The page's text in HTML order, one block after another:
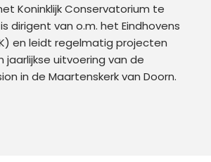
Koninklijk Conservatorium te
dirigent van o.m. het Eindhovens
en leidt regelmatig projecten
jaarlijkse uitvoering van de
in de Maartenskerk van Doorn.